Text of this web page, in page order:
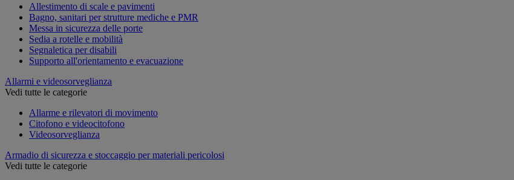
Allestimento di scale e pavimenti
Bagno, sanitari per strutture mediche e PMR
Messa in sicurezza delle porte
Sedia a rotelle e mobilità
Segnaletica per disabili
Supporto all'orientamento e evacuazione
Allarmi e videosorveglianza
Vedi tutte le categorie
Allarme e rilevatori di movimento
Citofono e videocitofono
Videosorveglianza
Armadio di sicurezza e stoccaggio per materiali pericolosi
Vedi tutte le categorie